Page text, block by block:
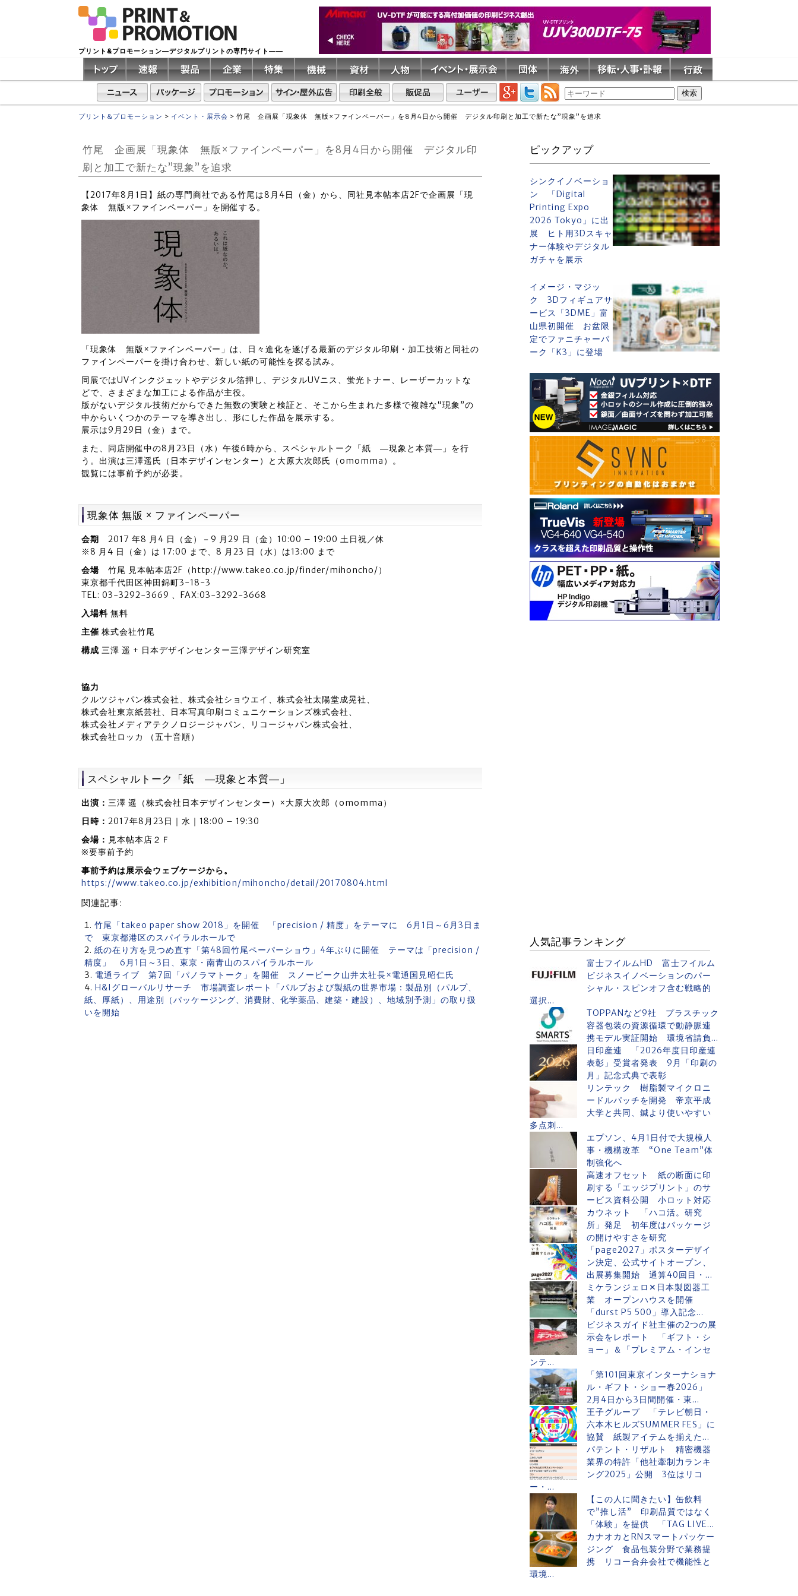
プリント&プロモーション―デジタルプリントの専門サイト――
プリント&プロモーション > イベント・展示会 > 竹尾 企画展「現象体 無版×ファインペーパー」を8月4日から開催 デジタル印刷と加工で新たな”現象”を追求
竹尾 企画展「現象体 無版×ファインペーパー」を8月4日から開催 デジタル印
刷と加工で新たな”現象”を追求
【2017年8月1日】紙の専門商社である竹尾は8月4日（金）から、同社見本帖本店2Fで企画展「現
象体 無版×ファインペーパー」を開催する。
「現象体 無版×ファインペーパー」は、日々進化を遂げる最新のデジタル印刷・加工技術と同社の
ファインペーパーを掛け合わせ、新しい紙の可能性を探る試み。
同展ではUVインクジェットやデジタル箔押し、デジタルUVニス、蛍光トナー、レーザーカットな
どで、さまざまな加工による作品が主役。
版がないデジタル技術だからできた無数の実験と検証と、そこから生まれた多様で複雑な“現象”の
中からいくつかのテーマを導き出し、形にした作品を展示する。
展示は9月29日（金）まで。
また、同店開催中の8月23日（水）午後6時から、スペシャルトーク「紙 ―現象と本質―」を行
う。出演は三澤遥氏（日本デザインセンター）と大原大次郎氏（omomma）。
観覧には事前予約が必要。
現象体 無版 × ファインペーパー
会期 2017 年8 月4 日（金）－9 月29 日（金）10:00 – 19:00 土日祝／休
※8 月4 日（金）は 17:00 まで、8 月23 日（水）は13:00 まで
会場 竹尾 見本帖本店2F（http://www.takeo.co.jp/finder/mihoncho/）
東京都千代田区神田錦町3-18-3
TEL: 03-3292-3669 、FAX:03-3292-3668
入場料 無料
主催 株式会社竹尾
構成 三澤 遥 + 日本デザインセンター三澤デザイン研究室
協力
クルツジャパン株式会社、株式会社ショウエイ、株式会社太陽堂成晃社、
株式会社東京紙芸社、日本写真印刷コミュニケーションズ株式会社、
株式会社メディアテクノロジージャパン、リコージャパン株式会社、
株式会社ロッカ （五十音順）
スペシャルトーク「紙 ―現象と本質―」
出演： 三澤 遥（株式会社日本デザインセンター）×大原大次郎（omomma）
日時： 2017年8月23日｜水｜18:00 – 19:30
会場： 見本帖本店２Ｆ
※要事前予約
事前予約は展示会ウェブケージから。
https://www.takeo.co.jp/exhibition/mihoncho/detail/20170804.html
関連記事:
竹尾「takeo paper show 2018」を開催 「precision / 精度」をテーマに 6月1日～6月3日ま
で 東京都港区のスパイラルホールで
紙の在り方を見つめ直す「第48回竹尾ペーパーショウ」4年ぶりに開催 テーマは「precision /
精度」 6月1日～3日、東京・南青山のスパイラルホール
電通ライブ 第7回「パノラマトーク」を開催 スノーピーク山井太社長×電通国見昭仁氏
H&Iグローバルリサーチ 市場調査レポート「パルプおよび製紙の世界市場：製品別（パルプ、
紙、厚紙）、用途別（パッケージング、消費財、化学薬品、建築・建設）、地域別予測」の取り扱
いを開始
ピックアップ
シンクイノベーショ
ン 「Digital
Printing Expo
2026 Tokyo」に出
展 ヒト用3Dスキャ
ナー体験やデジタル
ガチャを展示
イメージ・マジッ
ク 3Dフィギュアサ
ービス「3DME」富
山県初開催 お盆限
定でファニチャーパ
ーク「K3」に登場
人気記事ランキング
富士フイルムHD 富士フイルム
ビジネスイノベーションのパー
シャル・スピンオフ含む戦略的
選択...
TOPPANなど9社 プラスチック
容器包装の資源循環で動静脈連
携モデル実証開始 環境省請負...
日印産連 「2026年度日印産連
表彰」受賞者発表 9月「印刷の
月」記念式典で表彰
リンテック 樹脂製マイクロニ
ードルパッチを開発 帝京平成
大学と共同、鍼より使いやすい
多点刺...
エプソン、4月1日付で大規模人
事・機構改革 “One Team”体
制強化へ
高速オフセット 紙の断面に印
刷する「エッジプリント」のサ
ービス資料公開 小ロット対応
カウネット 「ハコ活。研究
所」発足 初年度はパッケージ
の開けやすさを研究
「page2027」ポスターデザイ
ン決定、公式サイトオープン、
出展募集開始 通算40回目・...
ミケランジェロ✕日本製図器工
業 オープンハウスを開催
「durst P5 500」導入記念...
ビジネスガイド社主催の2つの展
示会をレポート 「ギフト・シ
ョー」＆「プレミアム・インセ
ンテ...
「第101回東京インターナショナ
ル・ギフト・ショー春2026」
2月4日から3日間開催・東...
王子グループ 「テレビ朝日・
六本木ヒルズSUMMER FES」に
協賛 紙製アイテムを揃えた...
パテント・リザルト 精密機器
業界の特許「他社牽制力ランキ
ング2025」公開 3位はリコ
ー・...
【この人に聞きたい】缶飲料
で”推し活” 印刷品質ではなく
「体験」を提供 「TAG LIVE...
カナオカとRNスマートパッケー
ジング 食品包装分野で業務提
携 リコー合弁会社で機能性と
環境...